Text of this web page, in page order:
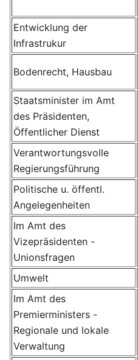
Entwicklung der
Infrastrukur
Bodenrecht, Hausbau
Staatsminister im Amt
des Präsidenten,
Öffentlicher Dienst
Verantwortungsvolle
Regierungsführung
Politische u. öffentl.
Angelegenheiten
Im Amt des
Vizepräsidenten -
Unionsfragen
Umwelt
Im Amt des
Premierministers -
Regionale und lokale
Verwaltung